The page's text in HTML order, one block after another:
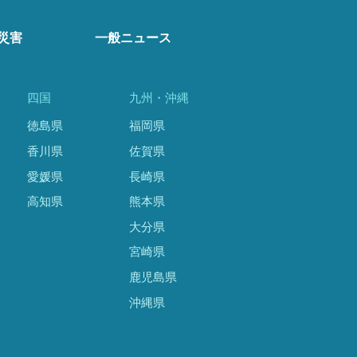
害 一般ニュース
四国
徳島県
香川県
愛媛県
高知県
九州・沖縄
福岡県
佐賀県
長崎県
熊本県
大分県
宮崎県
鹿児島県
沖縄県